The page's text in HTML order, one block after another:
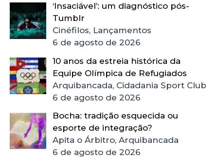
‘Insaciável’: um diagnóstico pós-
Tumblr
Cinéfilos, Lançamentos
6 de agosto de 2026
10 anos da estreia histórica da
Equipe Olímpica de Refugiados
Arquibancada, Cidadania Sport Club
6 de agosto de 2026
Bocha: tradição esquecida ou
esporte de integração?
Apita o Árbitro, Arquibancada
6 de agosto de 2026